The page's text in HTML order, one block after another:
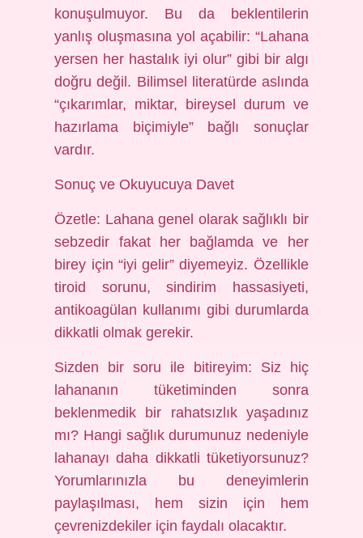
konuşulmuyor. Bu da beklentilerin
yanlış oluşmasına yol açabilir: “Lahana
yersen her hastalık iyi olur” gibi bir algı
doğru değil. Bilimsel literatürde aslında
“çıkarımlar, miktar, bireysel durum ve
hazırlama biçimiyle” bağlı sonuçlar
vardır.
Sonuç ve Okuyucuya Davet
Özetle: Lahana genel olarak sağlıklı bir
sebzedir fakat her bağlamda ve her
birey için “iyi gelir” diyemeyiz. Özellikle
tiroid sorunu, sindirim hassasiyeti,
antikoagülan kullanımı gibi durumlarda
dikkatli olmak gerekir.
Sizden bir soru ile bitireyim: Siz hiç
lahananın tüketiminden sonra
beklenmedik bir rahatsızlık yaşadınız
mı? Hangi sağlık durumunuz nedeniyle
lahanayı daha dikkatli tüketiyorsunuz?
Yorumlarınızla bu deneyimlerin
paylaşılması, hem sizin için hem
çevrenizdekiler için faydalı olacaktır.